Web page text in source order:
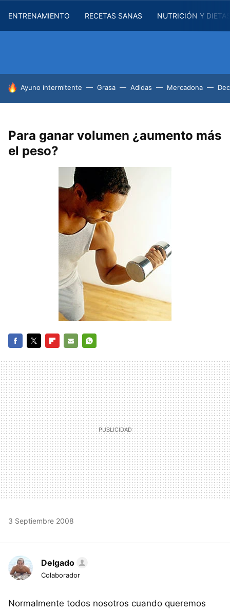
ENTRENAMIENTO RECETAS SANAS NUTRICIÓN Y
HOY SE HABLA DE
Ayuno intermitente Grasa Adidas Mercadona
Para ganar volumen ¿aumento más
el peso?
MAIL
3 Septiembre 2008
Delgado
Colaborador
Normalmente todos nosotros cuando queremos